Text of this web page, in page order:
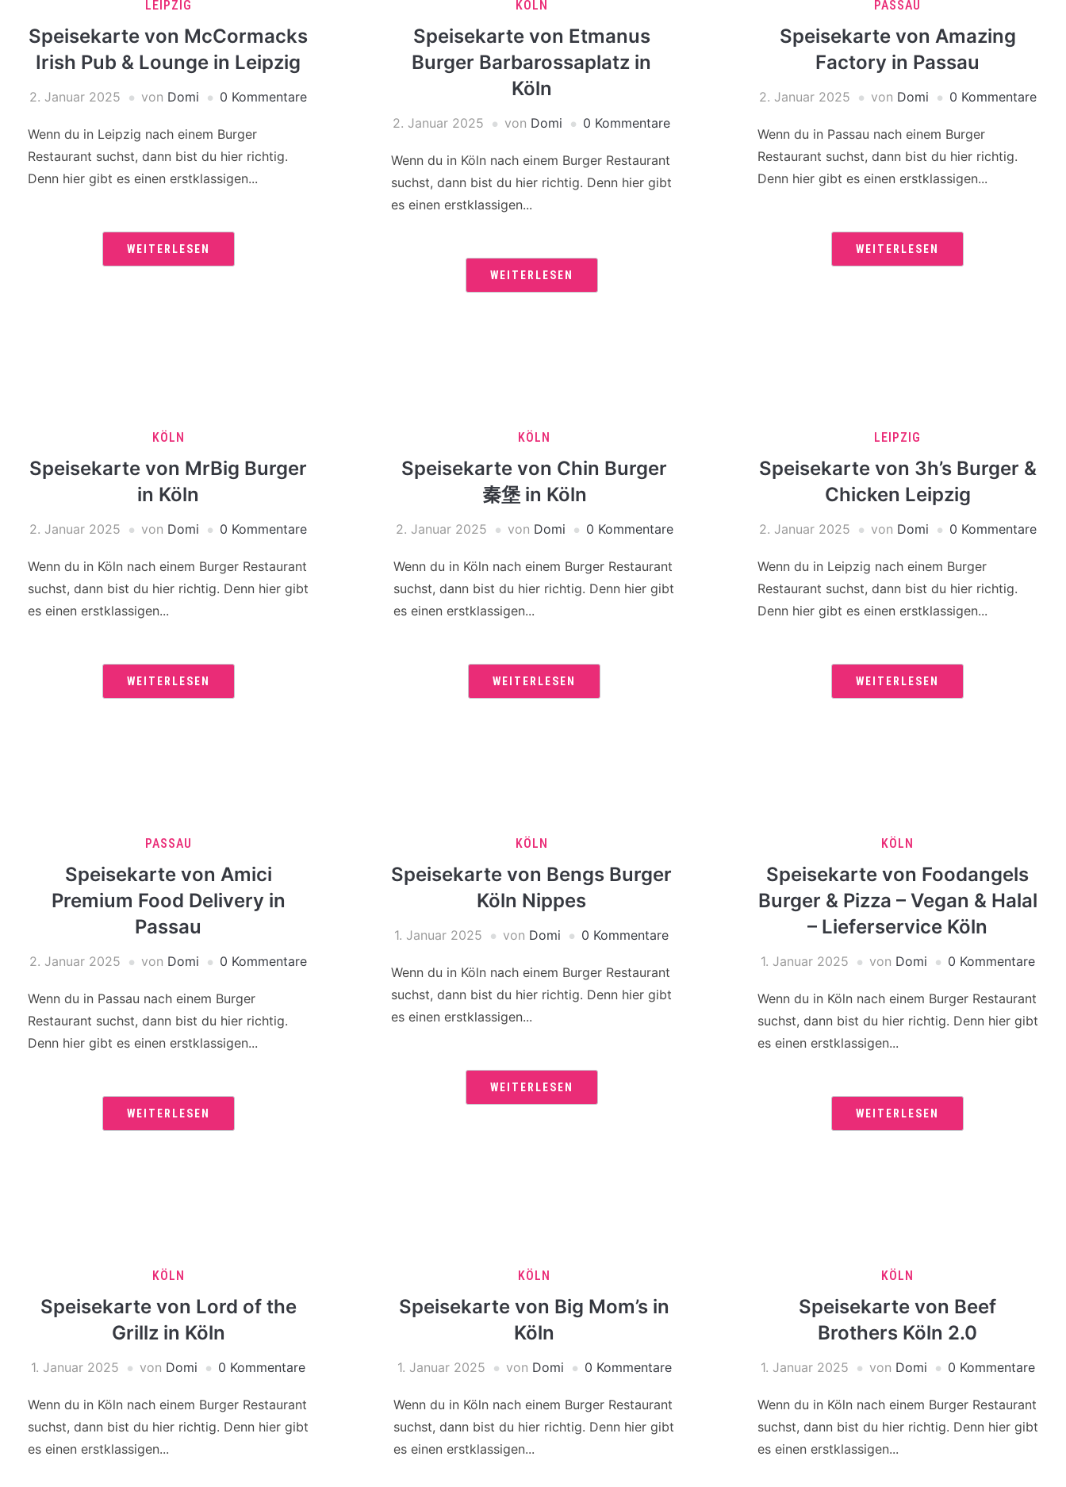
LEIPZIG
Speisekarte von McCormacks
Irish Pub & Lounge in Leipzig
2. Januar 2025 von Domi 0 Kommentare
Wenn du in Leipzig nach einem Burger
Restaurant suchst, dann bist du hier richtig.
Denn hier gibt es einen erstklassigen...
WEITERLESEN
KÖLN
Speisekarte von Etmanus
Burger Barbarossaplatz in
Köln
2. Januar 2025 von Domi 0 Kommentare
Wenn du in Köln nach einem Burger Restaurant
suchst, dann bist du hier richtig. Denn hier gibt
es einen erstklassigen...
WEITERLESEN
PASSAU
Speisekarte von Amazing
Factory in Passau
2. Januar 2025 von Domi 0 Kommentare
Wenn du in Passau nach einem Burger
Restaurant suchst, dann bist du hier richtig.
Denn hier gibt es einen erstklassigen...
WEITERLESEN
KÖLN
Speisekarte von MrBig Burger
in Köln
2. Januar 2025 von Domi 0 Kommentare
Wenn du in Köln nach einem Burger Restaurant
suchst, dann bist du hier richtig. Denn hier gibt
es einen erstklassigen...
WEITERLESEN
KÖLN
Speisekarte von Chin Burger
秦堡 in Köln
2. Januar 2025 von Domi 0 Kommentare
Wenn du in Köln nach einem Burger Restaurant
suchst, dann bist du hier richtig. Denn hier gibt
es einen erstklassigen...
WEITERLESEN
LEIPZIG
Speisekarte von 3h’s Burger &
Chicken Leipzig
2. Januar 2025 von Domi 0 Kommentare
Wenn du in Leipzig nach einem Burger
Restaurant suchst, dann bist du hier richtig.
Denn hier gibt es einen erstklassigen...
WEITERLESEN
PASSAU
Speisekarte von Amici
Premium Food Delivery in
Passau
2. Januar 2025 von Domi 0 Kommentare
Wenn du in Passau nach einem Burger
Restaurant suchst, dann bist du hier richtig.
Denn hier gibt es einen erstklassigen...
WEITERLESEN
KÖLN
Speisekarte von Bengs Burger
Köln Nippes
1. Januar 2025 von Domi 0 Kommentare
Wenn du in Köln nach einem Burger Restaurant
suchst, dann bist du hier richtig. Denn hier gibt
es einen erstklassigen...
WEITERLESEN
KÖLN
Speisekarte von Foodangels
Burger & Pizza – Vegan & Halal
– Lieferservice Köln
1. Januar 2025 von Domi 0 Kommentare
Wenn du in Köln nach einem Burger Restaurant
suchst, dann bist du hier richtig. Denn hier gibt
es einen erstklassigen...
WEITERLESEN
KÖLN
Speisekarte von Lord of the
Grillz in Köln
1. Januar 2025 von Domi 0 Kommentare
Wenn du in Köln nach einem Burger Restaurant
suchst, dann bist du hier richtig. Denn hier gibt
es einen erstklassigen...
KÖLN
Speisekarte von Big Mom’s in
Köln
1. Januar 2025 von Domi 0 Kommentare
Wenn du in Köln nach einem Burger Restaurant
suchst, dann bist du hier richtig. Denn hier gibt
es einen erstklassigen...
KÖLN
Speisekarte von Beef
Brothers Köln 2.0
1. Januar 2025 von Domi 0 Kommentare
Wenn du in Köln nach einem Burger Restaurant
suchst, dann bist du hier richtig. Denn hier gibt
es einen erstklassigen...